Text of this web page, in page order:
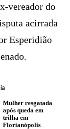
vereador do
acirrada
Esperidião
Mulher resgatada
após queda em
trilha em
Florianópolis